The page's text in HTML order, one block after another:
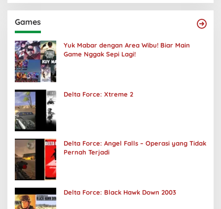
Games
Yuk Mabar dengan Area Wibu! Biar Main
Game Nggak Sepi Lagi!
Delta Force: Xtreme 2
Delta Force: Angel Falls – Operasi yang Tidak
Pernah Terjadi
Delta Force: Black Hawk Down 2003